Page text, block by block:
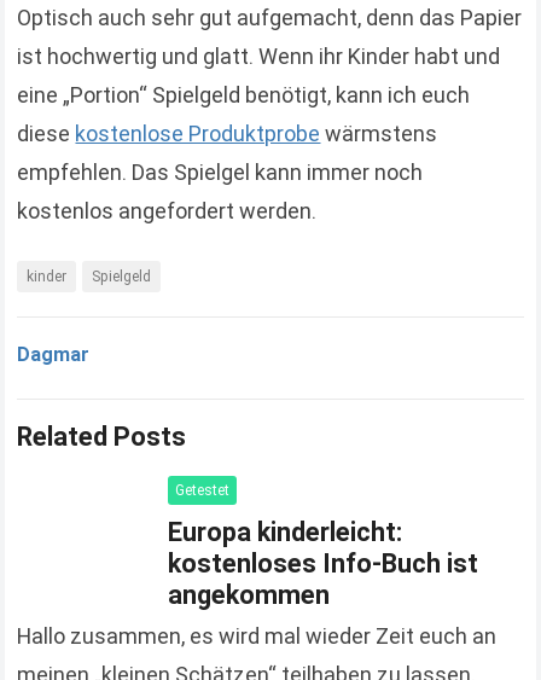
Optisch auch sehr gut aufgemacht, denn das Papier
ist hochwertig und glatt. Wenn ihr Kinder habt und
eine „Portion“ Spielgeld benötigt, kann ich euch
diese kostenlose Produktprobe wärmstens
empfehlen. Das Spielgel kann immer noch
kostenlos angefordert werden.
kinder Spielgeld
Dagmar
Related Posts
Getestet
Europa kinderleicht:
kostenloses Info-Buch ist
angekommen
Hallo zusammen, es wird mal wieder Zeit euch an
meinen „kleinen Schätzen“ teilhaben zu lassen.